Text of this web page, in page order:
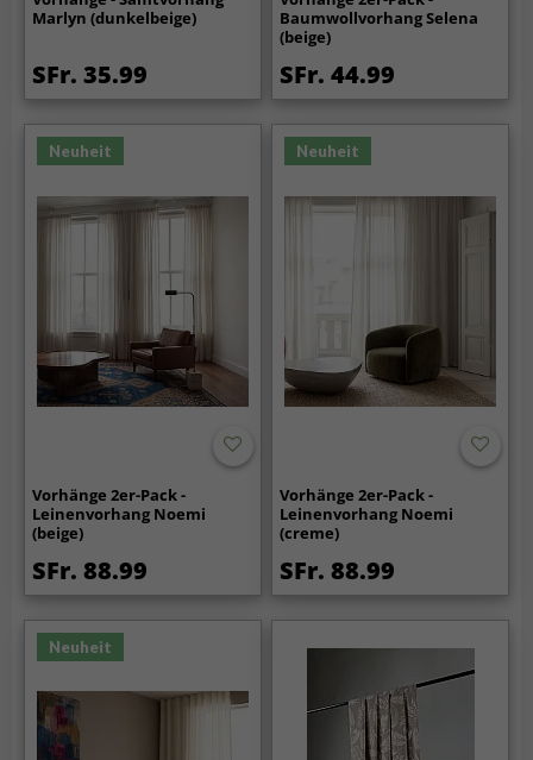
Marlyn (dunkelbeige)
SFr. 35.99
Baumwollvorhang Selena
(beige)
SFr. 44.99
Neuheit
Vorhänge 2er-Pack -
Leinenvorhang Noemi
(beige)
SFr. 88.99
Neuheit
Vorhänge 2er-Pack -
Leinenvorhang Noemi
(creme)
SFr. 88.99
Neuheit